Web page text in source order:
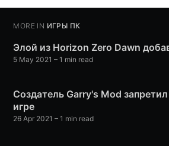
MORE IN ИГРЫ ПК
Элой из Horizon Zero Dawn
5 May 2021 – 1 min read
Создатель Garry's Mod
игре
26 Apr 2021 – 1 min read